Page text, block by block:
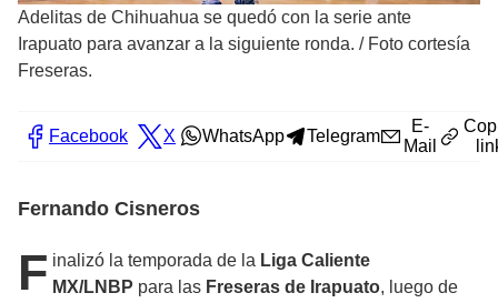
Adelitas de Chihuahua se quedó con la serie ante
Irapuato para avanzar a la siguiente ronda. / Foto cortesía
Freseras.
Facebook X WhatsApp Telegram
E-
Mail
Fernando Cisneros
F inalizó la temporada de la Liga Caliente
MX/LNBP para las Freseras de Irapuato, luego de